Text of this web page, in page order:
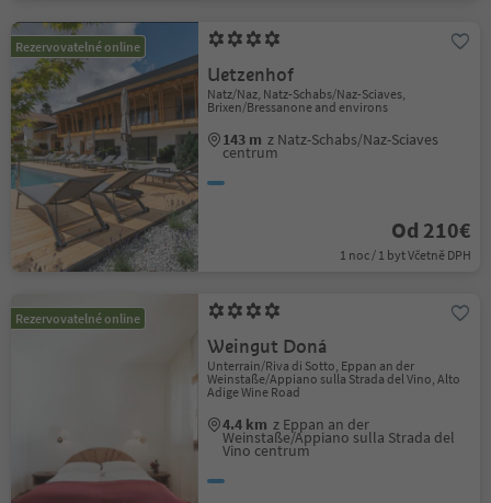
Rezervovatelné online
Uetzenhof
Natz/Naz, Natz-Schabs/Naz-Sciaves,
Brixen/Bressanone and environs
143 m z Natz-Schabs/Naz-Sciaves
centrum
Od 210€
1 noc / 1 byt Včetně DPH
Rezervovatelné online
Weingut Doná
Unterrain/Riva di Sotto, Eppan an der
Weinstaße/Appiano sulla Strada del Vino, Alto
Adige Wine Road
4.4 km z Eppan an der
Weinstaße/Appiano sulla Strada del
Vino centrum